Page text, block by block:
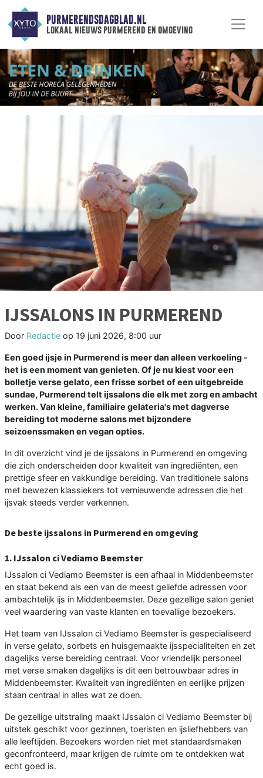
PURMERENDSDAGBLAD.NL
lokaal nieuws purmerend en omgeving
IJSSALONS IN PURMEREND
Door Redactie op 19 juni 2026, 8:00 uur
Een goed ijsje in Purmerend is meer dan alleen verkoeling -
het is een moment van genieten. Of je nu kiest voor een
bolletje verse gelato, een frisse sorbet of een uitgebreide
sundae, Purmerend telt ijssalons die elk met zorg en ambacht
werken. Van kleine, familiaire gelateria's met dagverse
bereiding tot moderne salons met bijzondere
seizoenssmaken en vegan opties.
In dit overzicht vind je de ijssalons in Purmerend en omgeving
die zich onderscheiden door kwaliteit van ingrediënten, een
prettige sfeer en vakkundige bereiding. Van traditionele salons
met bewezen klassiekers tot vernieuwende adressen die het
ijsvak steeds verder verkennen.
De beste ijssalons in Purmerend en omgeving
1. IJssalon ci Vediamo Beemster
IJssalon ci Vediamo Beemster is een afhaal in Middenbeemster
en staat bekend als een van de meest geliefde adressen voor
ambachtelijk ijs in Middenbeemster. Deze gezellige salon geniet
veel waardering van vaste klanten en toevallige bezoekers.
Het team van IJssalon ci Vediamo Beemster is gespecialiseerd
in verse gelato, sorbets en huisgemaakte ijsspecialiteiten en zet
dagelijks verse bereiding centraal. Voor vriendelijk personeel
met verse smaken dagelijks is dit een betrouwbaar adres in
Middenbeemster. Kwaliteit van ingrediënten en eerlijke prijzen
staan centraal in alles wat ze doen.
De gezellige uitstraling maakt IJssalon ci Vediamo Beemster bij
uitstek geschikt voor gezinnen, toeristen en ijsliefhebbers van
alle leeftijden. Bezoekers worden niet met standaardsmaken
geconfronteerd, maar krijgen de ruimte om te ontdekken wat
echt goed is.